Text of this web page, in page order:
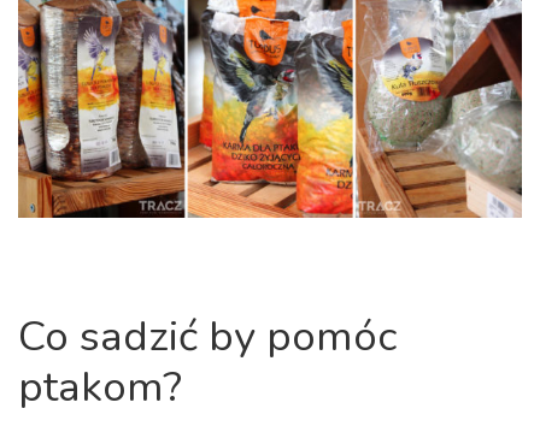
Co sadzić by pomóc
ptakom?